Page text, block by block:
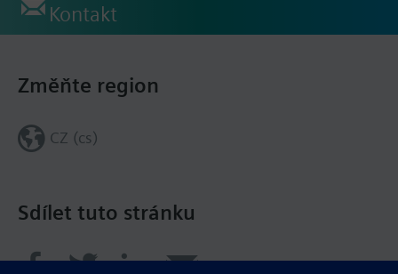
Kontakt
Sdílet tuto stránku
Změňte region
CZ (cs)